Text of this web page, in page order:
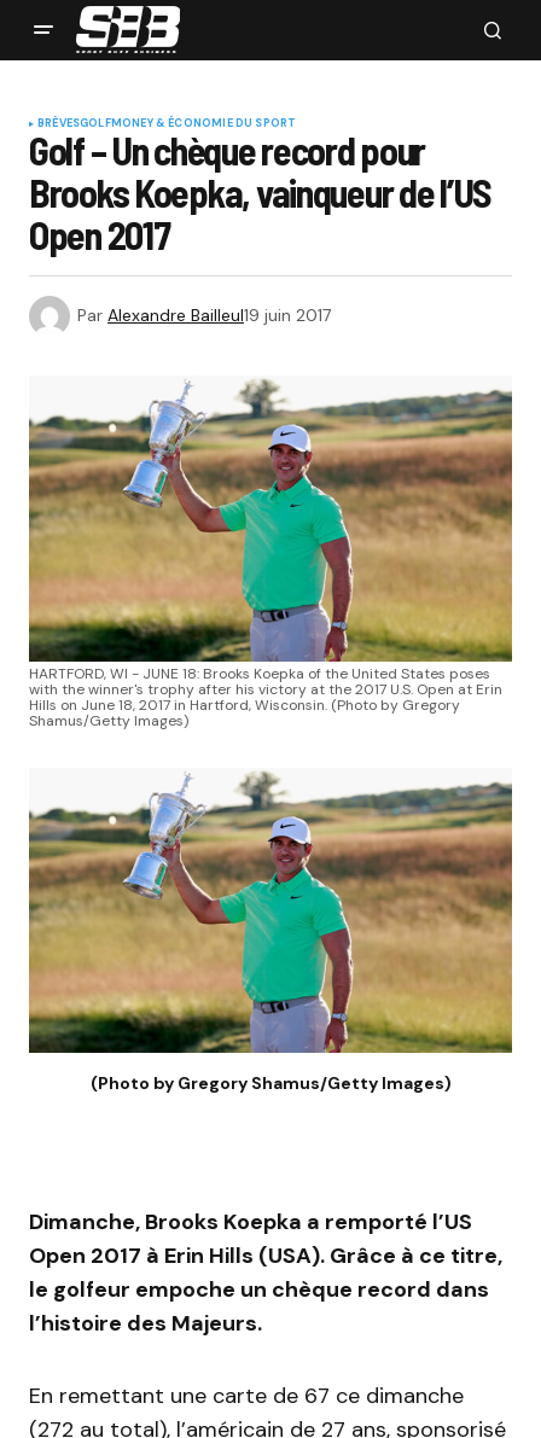
BRÈVESGOLFMONEY & ÉCONOMIE DU SPORT
Golf – Un chèque record pour
Brooks Koepka, vainqueur de l’US
Open 2017
Par Alexandre Bailleul19 juin 2017
HARTFORD, WI - JUNE 18: Brooks Koepka of the United States poses
with the winner's trophy after his victory at the 2017 U.S. Open at Erin
Hills on June 18, 2017 in Hartford, Wisconsin. (Photo by Gregory
Shamus/Getty Images)
(Photo by Gregory Shamus/Getty Images)
Dimanche, Brooks Koepka a remporté l’US
Open 2017 à Erin Hills (USA). Grâce à ce titre,
le golfeur empoche un chèque record dans
l’histoire des Majeurs.
En remettant une carte de 67 ce dimanche
(272 au total), l’américain de 27 ans, sponsorisé